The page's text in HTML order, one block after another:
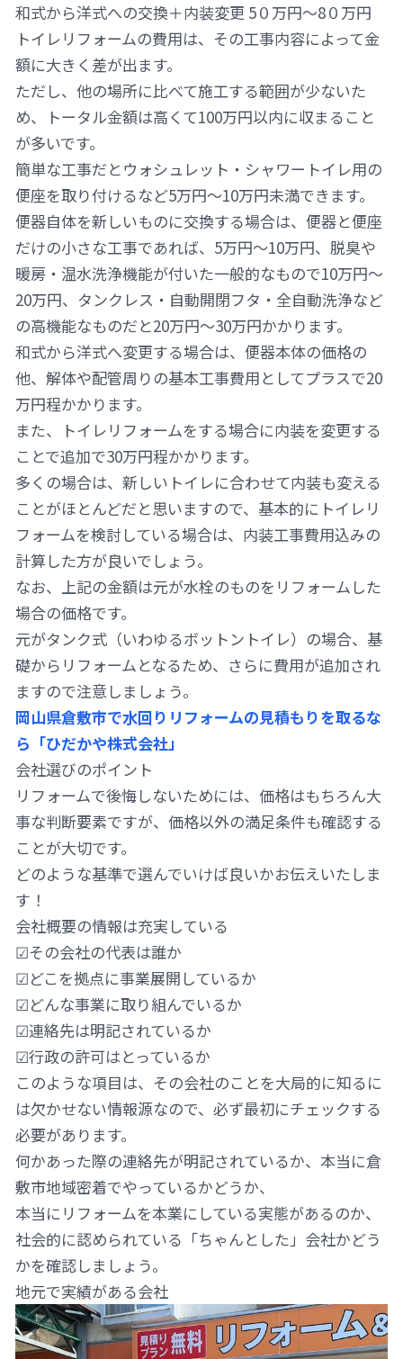
和式から洋式への交換＋内装変更 5０万円～8０万円
トイレリフォームの費用は、その工事内容によって金
額に大きく差が出ます。
ただし、他の場所に比べて施工する範囲が少ないた
め、トータル金額は高くて100万円以内に収まること
が多いです。
簡単な工事だとウォシュレット・シャワートイレ用の
便座を取り付けるなど5万円～10万円未満できます。
便器自体を新しいものに交換する場合は、便器と便座
だけの小さな工事であれば、5万円～10万円、脱臭や
暖房・温水洗浄機能が付いた一般的なもので10万円～
20万円、タンクレス・自動開閉フタ・全自動洗浄など
の高機能なものだと20万円～30万円かかります。
和式から洋式へ変更する場合は、便器本体の価格の
他、解体や配管周りの基本工事費用としてプラスで20
万円程かかります。
また、トイレリフォームをする場合に内装を変更する
ことで追加で30万円程かかります。
多くの場合は、新しいトイレに合わせて内装も変える
ことがほとんどだと思いますので、基本的にトイレリ
フォームを検討している場合は、内装工事費用込みの
計算した方が良いでしょう。
なお、上記の金額は元が水栓のものをリフォームした
場合の価格です。
元がタンク式（いわゆるボットントイレ）の場合、基
礎からリフォームとなるため、さらに費用が追加され
ますので注意しましょう。
岡山県倉敷市で水回りリフォームの見積もりを取るな
ら「ひだかや株式会社」
会社選びのポイント
リフォームで後悔しないためには、価格はもちろん大
事な判断要素ですが、価格以外の満足条件も確認する
ことが大切です。
どのような基準で選んでいけば良いかお伝えいたしま
す！
会社概要の情報は充実している
☑その会社の代表は誰か
☑どこを拠点に事業展開しているか
☑どんな事業に取り組んでいるか
☑連絡先は明記されているか
☑行政の許可はとっているか
このような項目は、その会社のことを大局的に知るに
は欠かせない情報源なので、必ず最初にチェックする
必要があります。
何かあった際の連絡先が明記されているか、本当に倉
敷市地域密着でやっているかどうか、
本当にリフォームを本業にしている実態があるのか、
社会的に認められている「ちゃんとした」会社かどう
かを確認しましょう。
地元で実績がある会社